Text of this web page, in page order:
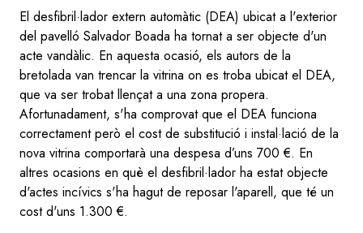
El desfibril·lador extern automàtic (DEA) ubicat a l'exterior
del pavelló Salvador Boada ha tornat a ser objecte d'un
acte vandàlic. En aquesta ocasió, els autors de la
bretolada van trencar la vitrina on es troba ubicat el DEA,
que va ser trobat llençat a una zona propera.
Afortunadament, s'ha comprovat que el DEA funciona
correctament però el cost de substitució i instal·lació de la
nova vitrina comportarà una despesa d’uns 700 €. En
altres ocasions en què el desfibril·lador ha estat objecte
d'actes incívics s'ha hagut de reposar l'aparell, que té un
cost d'uns 1.300 €.